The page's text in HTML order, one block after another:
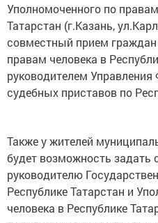
Уполномоченного по
Татарстан (г.Казань,
совместный прием
правам человека в
руководителем
судебных приставов по
Также у жителей
будет возможность задать
руководителю
Республике Татарстан и
человека в Республике